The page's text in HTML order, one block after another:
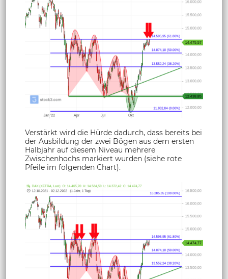
Verstärkt wird die Hürde dadurch, dass bereits bei
der Ausbildung der zwei Bögen aus dem ersten
Halbjahr auf diesem Niveau mehrere
Zwischenhochs markiert wurden (siehe rote
Pfeile im folgenden Chart).